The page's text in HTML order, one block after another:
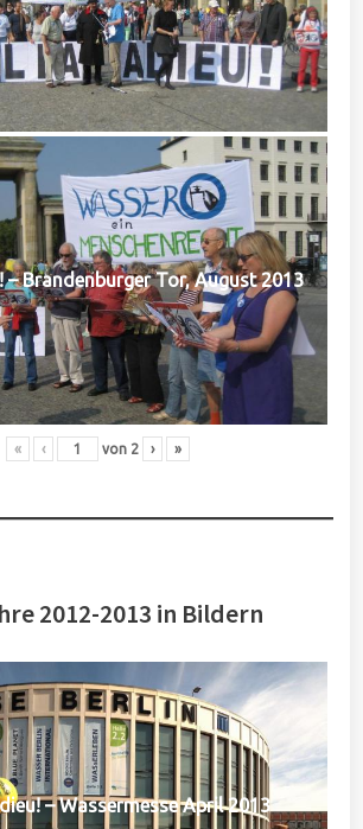
– Brandenburger Tor, August 2013
« ‹ von 2 › »
2012-2013 in Bildern
– Wassermesse April 2013